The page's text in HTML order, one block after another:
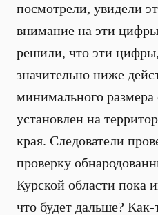
посмотрели, увидели
внимание на эти
решили, что эти цифры,
значительно ниже
минимального
установлен на
края. Следователи
проверку
Курской области пока
что будет дальше? Как-